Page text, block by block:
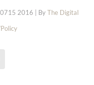
2016 | ByThe Digital